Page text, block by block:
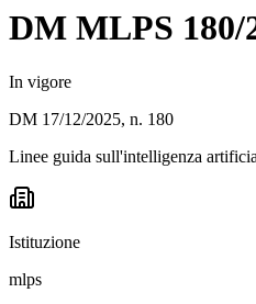
DM MLPS 180/
In vigore
DM 17/12/2025, n. 180
Linee guida sull'intelligenza
Istituzione
mlps